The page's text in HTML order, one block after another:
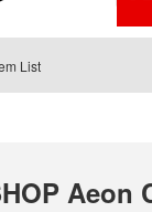
List
Aeon